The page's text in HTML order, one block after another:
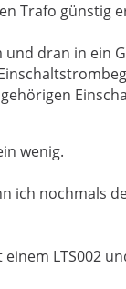
Trafo günstig
dran in ein
wenig.
ich nochmals
LTS002